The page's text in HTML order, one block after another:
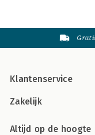
Klantenservice
Zakelijk
Altijd op de hoogte